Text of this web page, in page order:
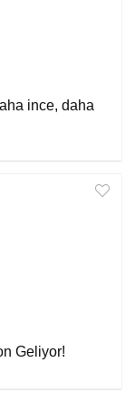
ince, daha
Geliyor!